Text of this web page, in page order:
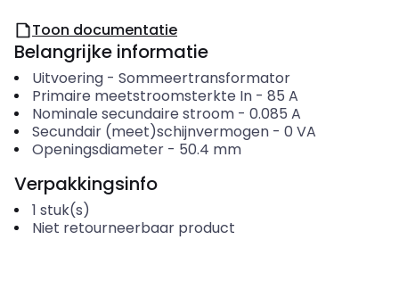
Toon documentatie
Belangrijke informatie
Uitvoering- Sommeertransformator
Primaire meetstroomsterkte In- 85 A
Nominale secundaire stroom- 0.085 A
Secundair (meet)schijnvermogen- 0 VA
Openingsdiameter- 50.4 mm
Verpakkingsinfo
1 stuk(s)
Niet retourneerbaar product